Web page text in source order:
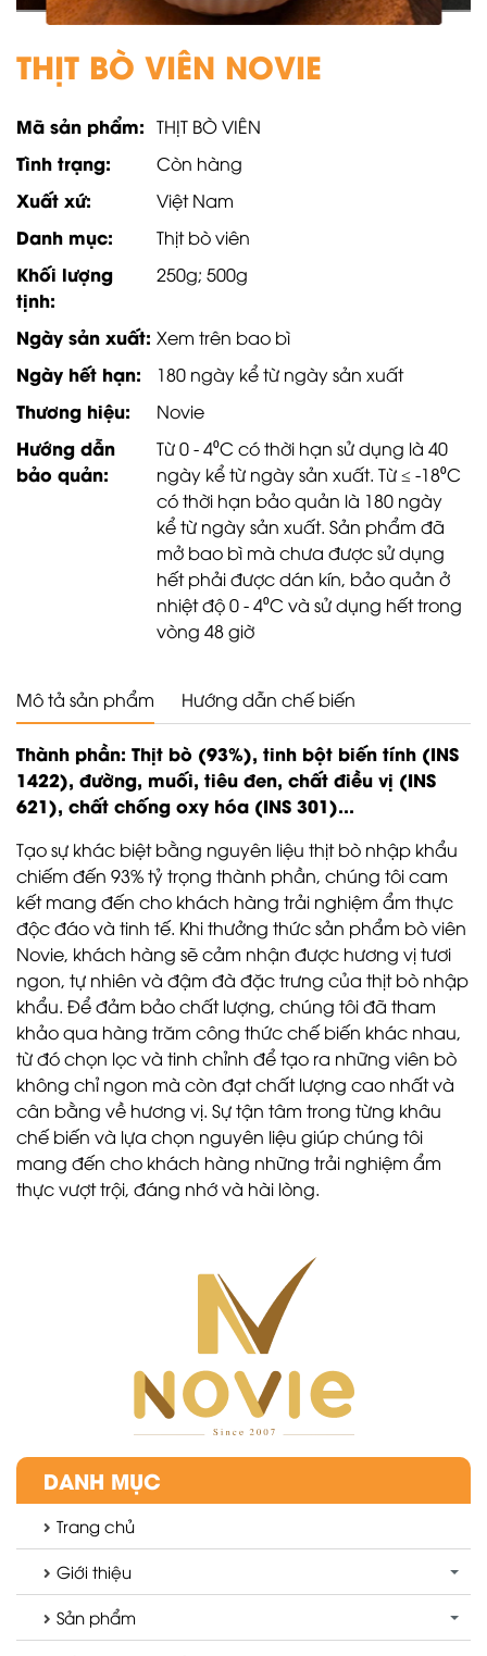
THỊT BÒ VIÊN NOVIE
Mã sản phẩm: THỊT BÒ VIÊN
Tình trạng: Còn hàng
Xuất xứ: Việt Nam
Danh mục: Thịt bò viên
Khối lượng
tịnh:
250g; 500g
Ngày sản xuất: Xem trên bao bì
Ngày hết hạn: 180 ngày kể từ ngày sản xuất
Thương hiệu: Novie
Hướng dẫn
bảo quản:
Từ 0 - 4⁰C có thời hạn sử dụng là 40
ngày kể từ ngày sản xuất. Từ ≤ -18⁰C
có thời hạn bảo quản là 180 ngày
kể từ ngày sản xuất. Sản phẩm đã
mở bao bì mà chưa được sử dụng
hết phải được dán kín, bảo quản ở
nhiệt độ 0 - 4⁰C và sử dụng hết trong
vòng 48 giờ
Mô tả sản phẩm Hướng dẫn chế biến
Thành phần: Thịt bò (93%), tinh bột biến tính (INS
1422), đường, muối, tiêu đen, chất điều vị (INS
621), chất chống oxy hóa (INS 301)...
Tạo sự khác biệt bằng nguyên liệu thịt bò nhập khẩu
chiếm đến 93% tỷ trọng thành phần, chúng tôi cam
kết mang đến cho khách hàng trải nghiệm ẩm thực
độc đáo và tinh tế. Khi thưởng thức sản phẩm bò viên
Novie, khách hàng sẽ cảm nhận được hương vị tươi
ngon, tự nhiên và đậm đà đặc trưng của thịt bò nhập
khẩu. Để đảm bảo chất lượng, chúng tôi đã tham
khảo qua hàng trăm công thức chế biến khác nhau,
từ đó chọn lọc và tinh chỉnh để tạo ra những viên bò
không chỉ ngon mà còn đạt chất lượng cao nhất và
cân bằng về hương vị. Sự tận tâm trong từng khâu
chế biến và lựa chọn nguyên liệu giúp chúng tôi
mang đến cho khách hàng những trải nghiệm ẩm
thực vượt trội, đáng nhớ và hài lòng.
DANH MỤC
Trang chủ
Giới thiệu
Sản phẩm